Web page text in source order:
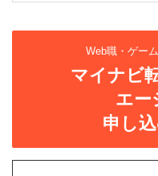
Web職・ゲー
マイナビ
エー
申し